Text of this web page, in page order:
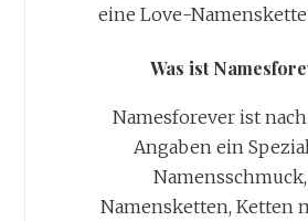
eine Love-
Was ist
Namesforever ist
Angaben ein
Namensketten, Ketten